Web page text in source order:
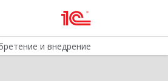
и внедрение